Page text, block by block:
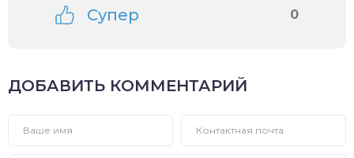
Супер 0
ДОБАВИТЬ КОММЕНТАРИЙ